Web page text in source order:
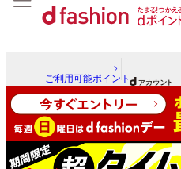
ご利用可能ポイント